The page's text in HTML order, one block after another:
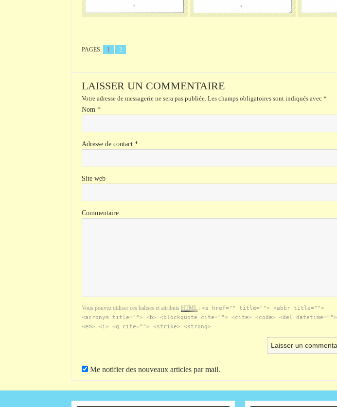
PAGES: 1 2
LAISSER UN COMMENTAIRE
Votre adresse de messagerie ne sera pas publiée. Les champs obligatoires sont indiqués avec *
Nom *
Adresse de contact *
Site web
Commentaire
Vous pouvez utiliser ces balises et attributs HTML : <a href="" title=""> <abbr title="">
<acronym title=""> <b> <blockquote cite=""> <cite> <code> <del datetime="">
<em> <i> <q cite=""> <strike> <strong>
Me notifier des nouveaux articles par mail.